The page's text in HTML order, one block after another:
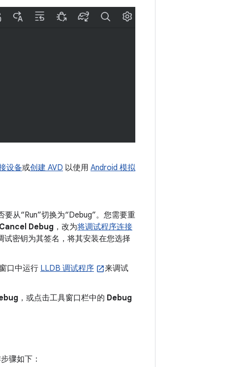
设备或创建 AVD 以使用 Android 模拟
从“Run”切换为“Debug”。您需要重
Cancel Debug ，改为将调试程序连接
试密钥为其签名，将其安装在您选择
口中运行 LLDB 调试程序
来调试
，或点击工具窗口栏中的 Debug
骤如下：